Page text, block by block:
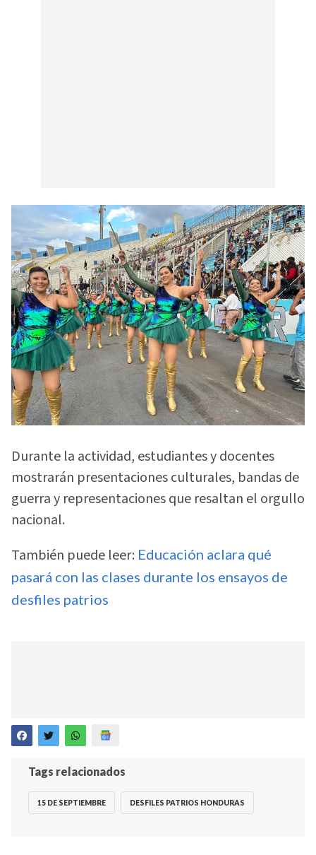
Durante la actividad, estudiantes y docentes
mostrarán presentaciones culturales, bandas de
guerra y representaciones que resaltan el orgullo
nacional.
También puede leer: Educación aclara qué
pasará con las clases durante los ensayos de
desfiles patrios
Tags relacionados
15 DE SEPTIEMBRE DESFILES PATRIOS HONDURAS